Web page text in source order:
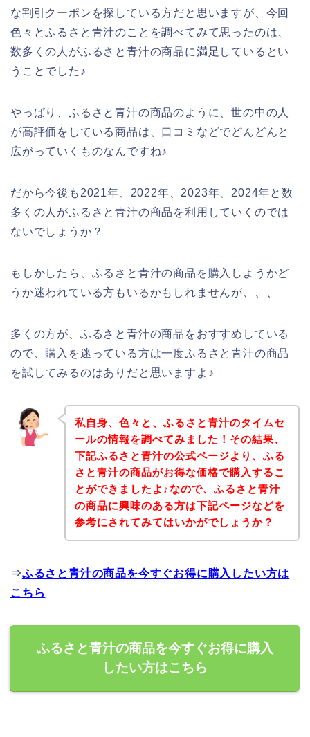
な割引クーポンを探している方だと思いますが、今回
色々とふるさと青汁のことを調べてみて思ったのは、
数多くの人がふるさと青汁の商品に満足しているとい
うことでした♪
やっぱり、ふるさと青汁の商品のように、世の中の人
が高評価をしている商品は、口コミなどでどんどんと
広がっていくものなんですね♪
だから今後も2021年、2022年、2023年、2024年と数
多くの人がふるさと青汁の商品を利用していくのでは
ないでしょうか？
もしかしたら、ふるさと青汁の商品を購入しようかど
うか迷われている方もいるかもしれませんが、、、
多くの方が、ふるさと青汁の商品をおすすめしている
ので、購入を迷っている方は一度ふるさと青汁の商品
を試してみるのはありだと思いますよ♪
私自身、色々と、ふるさと青汁のタイムセ
ールの情報を調べてみました！その結果、
下記ふるさと青汁の公式ページより、ふる
さと青汁の商品がお得な価格で購入するこ
とができましたよ♪なので、ふるさと青汁
の商品に興味のある方は下記ページなどを
参考にされてみてはいかがでしょうか？
⇒ふるさと青汁の商品を今すぐお得に購入したい方は
こちら
ふるさと青汁の商品を今すぐお得に購入
したい方はこちら